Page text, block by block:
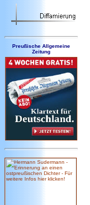
Preußische Allgemeine
Zeitung